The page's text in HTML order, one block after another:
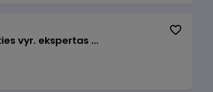
Veiklos užtikrinimo ir atitikties vyr. ekspertas (-ė) (Radviliškis) (Radviliškis, LT)